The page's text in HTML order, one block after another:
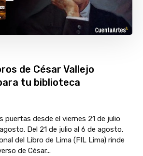
de César Vallejo
tu biblioteca
puertas desde el viernes 21 de julio
Del 21 de julio al 6 de agosto,
del Libro de Lima (FIL Lima) rinde
de César...